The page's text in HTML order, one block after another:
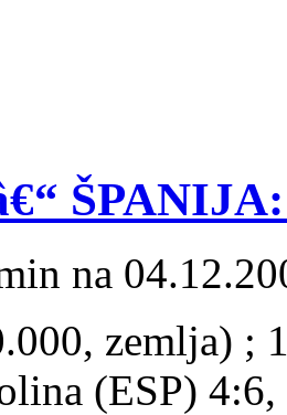
na
zemlja) ;
(ESP)